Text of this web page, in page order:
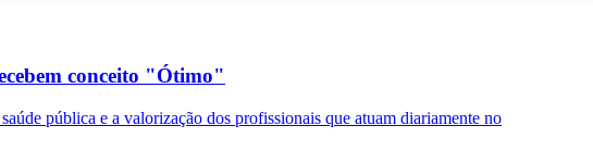
conceito "Ótimo"
pública e a valorização dos profissionais que atuam diariamente no